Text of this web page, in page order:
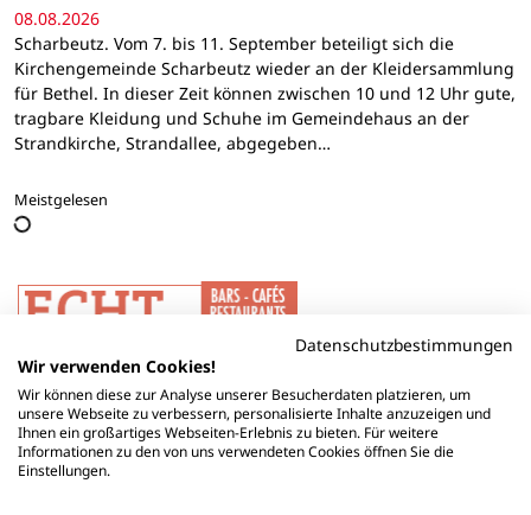
08.08.2026
Scharbeutz. Vom 7. bis 11. September beteiligt sich die
Kirchengemeinde Scharbeutz wieder an der Kleidersammlung
für Bethel. In dieser Zeit können zwischen 10 und 12 Uhr gute,
tragbare Kleidung und Schuhe im Gemeindehaus an der
Strandkirche, Strandallee, abgegeben…
Meistgelesen
Datenschutzbestimmungen
Wir verwenden Cookies!
Wir können diese zur Analyse unserer Besucherdaten platzieren, um
unsere Webseite zu verbessern, personalisierte Inhalte anzuzeigen und
Ihnen ein großartiges Webseiten-Erlebnis zu bieten. Für weitere
Informationen zu den von uns verwendeten Cookies öffnen Sie die
Einstellungen.